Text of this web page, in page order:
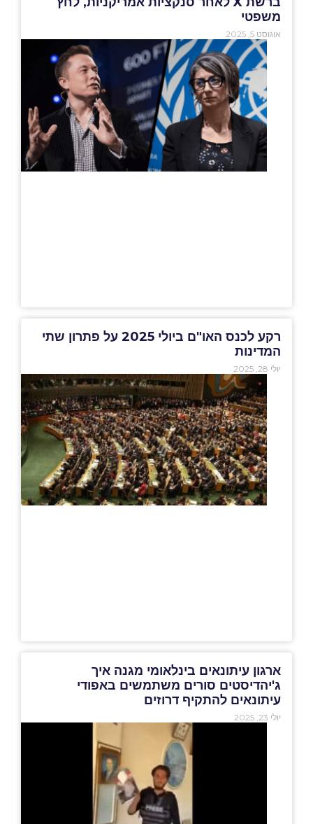
משפטי
אוגוסט 5, 2025
רקע לכנס האו"ם ביולי 2025 על פתרון שתי
המדינות
יולי 28, 2025
ארגון עיתונאים בינלאומי מגנה איך
ג'יהדיסטים סורים משתמשים באפודי
עיתונאים להתקיף דרוזים
יולי 23, 2025